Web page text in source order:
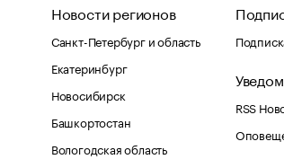
Новости регионов
Санкт-Петербург и область
Екатеринбург
Новосибирск
Башкортостан
Вологодская область
RSS